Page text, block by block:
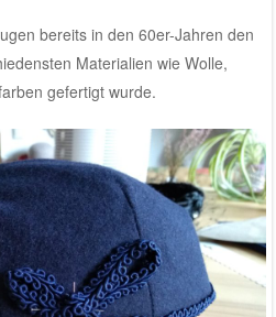
bereits in den 60er-Jahren den
Materialien wie Wolle,
gefertigt wurde.